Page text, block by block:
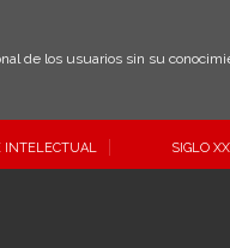
de los usuarios sin su
INTELECTUAL SIGLO